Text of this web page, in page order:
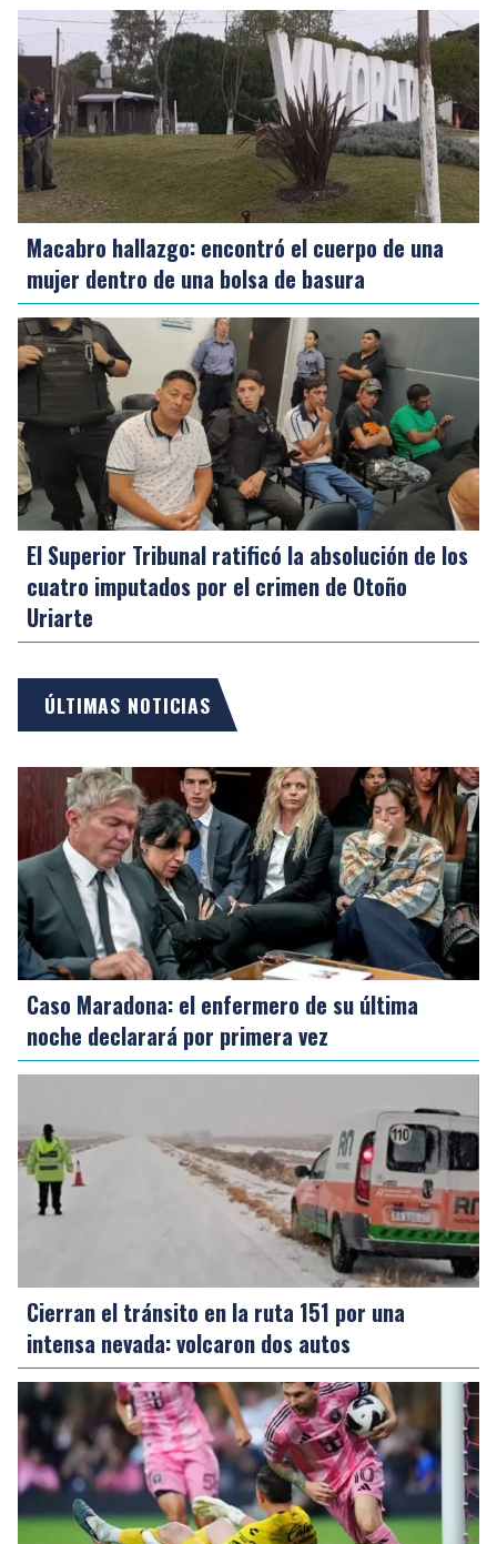
Macabro hallazgo: encontró el cuerpo de una
mujer dentro de una bolsa de basura
El Superior Tribunal ratificó la absolución de los
cuatro imputados por el crimen de Otoño
Uriarte
ÚLTIMAS NOTICIAS
Caso Maradona: el enfermero de su última
noche declarará por primera vez
Cierran el tránsito en la ruta 151 por una
intensa nevada: volcaron dos autos